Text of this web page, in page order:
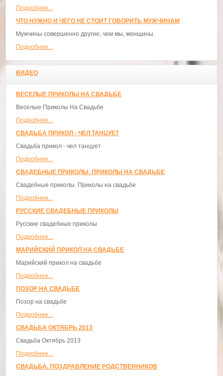
Подробнее...
ЧТО НУЖНО И ЧЕГО НЕ СТОИТ ГОВОРИТЬ МУЖЧИНАМ
Мужчины совершенно другие, чем мы, женщины.
Подробнее...
ВИДЕО
ВЕСЕЛЫЕ ПРИКОЛЫ НА СВАДЬБЕ
Веселые Приколы На Свадьбе
Подробнее...
СВАДЬБА ПРИКОЛ - ЧЕЛ ТАНЦУЕТ
Свадьба прикол - чел танцует
Подробнее...
СВАДЕБНЫЕ ПРИКОЛЫ. ПРИКОЛЫ НА СВАДЬБЕ
Свадебные приколы. Приколы на свадьбе
Подробнее...
РУССКИЕ СВАДЕБНЫЕ ПРИКОЛЫ
Русские свадебные приколы
Подробнее...
МАРИЙСКИЙ ПРИКОЛ НА СВАДЬБЕ
Марийский прикол на свадьбе
Подробнее...
ПОЗОР НА СВАДЬБЕ
Позор на свадьбе
Подробнее...
СВАДЬБА ОКТЯБРЬ 2013
Свадьба Октябрь 2013
Подробнее...
СВАДЬБА. ПОЗДРАВЛЕНИЕ РОДСТВЕННИКОВ